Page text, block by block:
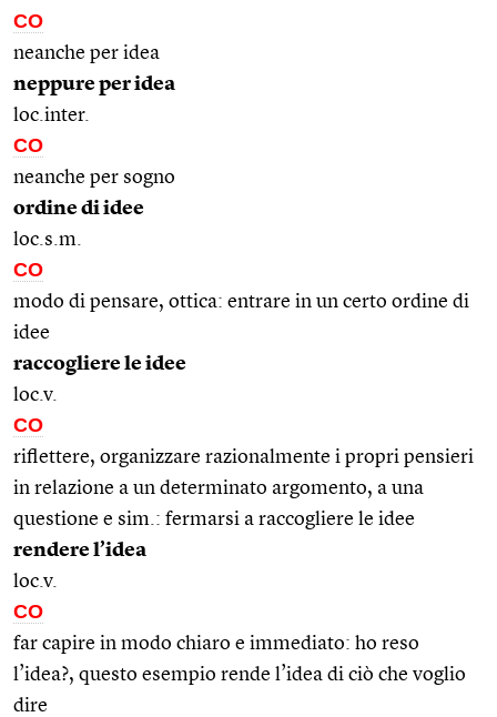
CO
neanche per idea
neppure per idea
loc.inter.
CO
neanche per sogno
ordine di idee
loc.s.m.
CO
modo di pensare, ottica: entrare in un certo ordine di
idee
raccogliere le idee
loc.v.
CO
riflettere, organizzare razionalmente i propri pensieri
in relazione a un determinato argomento, a una
questione e sim.: fermarsi a raccogliere le idee
rendere l’idea
loc.v.
CO
far capire in modo chiaro e immediato: ho reso
l’idea?, questo esempio rende l’idea di ciò che voglio
dire